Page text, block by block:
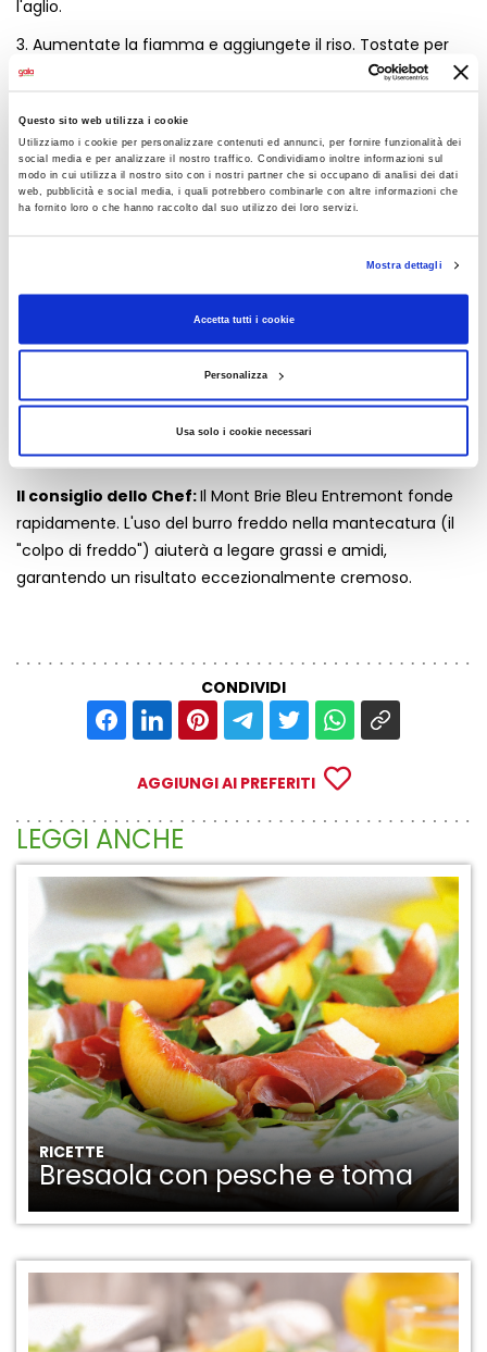
Questo sito web utilizza i cookie
Utilizziamo i cookie per personalizzare contenuti ed annunci, per fornire funzionalità dei
social media e per analizzare il nostro traffico. Condividiamo inoltre informazioni sul
modo in cui utilizza il nostro sito con i nostri partner che si occupano di analisi dei dati
web, pubblicità e social media, i quali potrebbero combinarle con altre informazioni che
ha fornito loro o che hanno raccolto dal suo utilizzo dei loro servizi.
Mostra dettagli
Accetta tutti i cookie
Personalizza
Usa solo i cookie necessari
l'aglio.
3. Aumentate la fiamma e aggiungete il riso. Tostate per
circa 1-2 minuti, mescolando. Iniziate la cottura
aspettando che venga assorbito prima di aggiungerne
altro.
4. A circa 5 minuti dalla fine della cottura (dopo circa 12
minuti), incorporate la maggior parte dei cubetti di zucca
spegnete il fuoco. Aggiungete il burro freddo a cubetti e il
Mont Brie Bleu a pezzi. Mantecate energicamente per
6. Lasciate riposare il risotto coperto per 1-2 minuti. Servite
immediatamente, guarnendo ogni piatto con i cubetti di
zucca tenuti da parte.
Il consiglio dello Chef:Il Mont Brie Bleu Entremont fonde
rapidamente. L'uso del burro freddo nella mantecatura (il
"colpo di freddo") aiuterà a legare grassi e amidi,
garantendo un risultato eccezionalmente cremoso.
CONDIVIDI
AGGIUNGI AI PREFERITI
LEGGI ANCHE
RICETTE
Bresaola con pesche e toma